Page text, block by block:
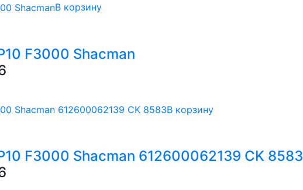
В корзину
F3000 Shacman
В корзину
F3000 Shacman 612600062139 CK 8583